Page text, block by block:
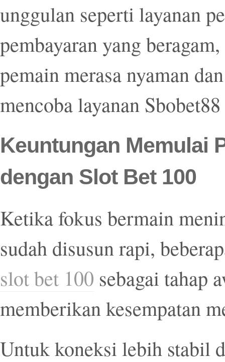
unggulan seperti layanan
pembayaran yang
pemain merasa nyaman
mencoba layanan
Keuntungan Memulai
dengan Slot Bet 100
Ketika fokus bermain
sudah disusun rapi,
slot bet 100 sebagai tahap
memberikan kesempatan
Untuk koneksi lebih stabil